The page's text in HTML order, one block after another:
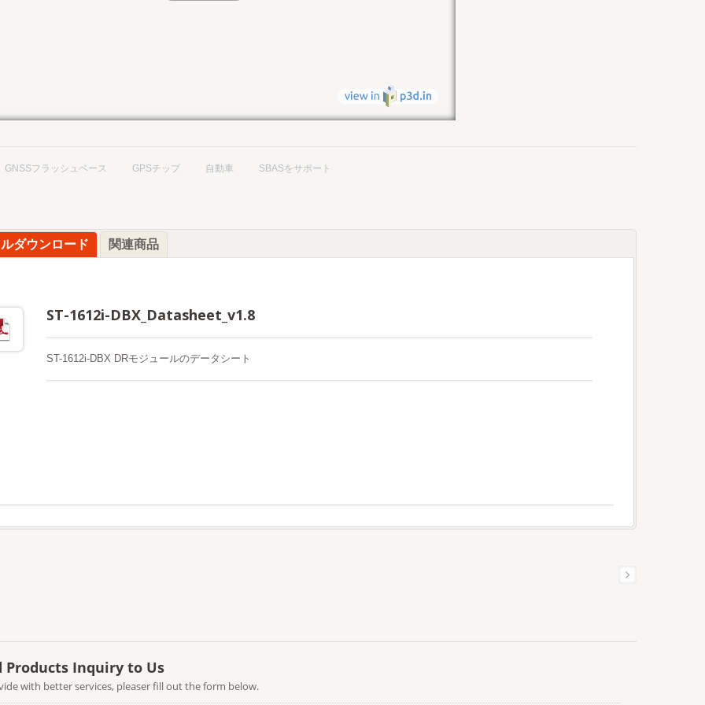
GNSSフラッシュベース GPSチップ 自動車 SBASをサポート
ダウンロード 関連商品
ST-1612i-DBX_Datasheet_v1.8
ST-1612i-DBX DRモジュールのデータシート